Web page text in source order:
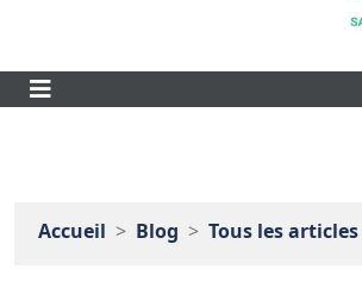
Accueil Blog Tous les articles